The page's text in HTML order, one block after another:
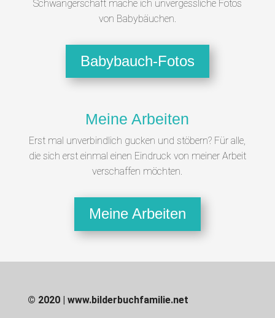
Schwangerschaft mache ich unvergessliche Fotos
von Babybäuchen.
Babybauch-Fotos
Meine Arbeiten
Erst mal unverbindlich gucken und stöbern? Für alle,
die sich erst einmal einen Eindruck von meiner Arbeit
verschaffen möchten.
Meine Arbeiten
© 2020 | www.bilderbuchfamilie.net